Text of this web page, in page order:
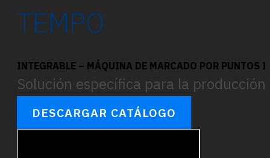
TEMPO
INTEGRABLE – MÁQUINA DE MARCADO POR PUNTOS
Solución específica para la
DESCARGAR CATÁLOGO